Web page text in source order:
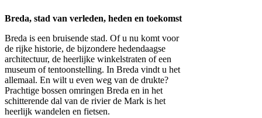
Breda, stad van verleden, heden en toekomst
Breda is een bruisende stad. Of u nu komt voor
de rijke historie, de bijzondere hedendaagse
architectuur, de heerlijke winkelstraten of een
museum of tentoonstelling. In Breda vindt u het
allemaal. En wilt u even weg van de drukte?
Prachtige bossen omringen Breda en in het
schitterende dal van de rivier de Mark is het
heerlijk wandelen en fietsen.